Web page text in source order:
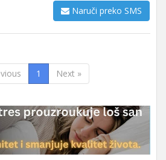
Naruči preko SMS
1 Next »